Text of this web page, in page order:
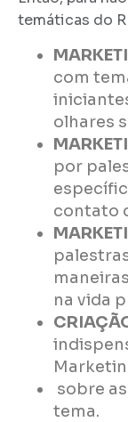
temáticas do
com
olhares
por
contato
na vida
sobre
tema.